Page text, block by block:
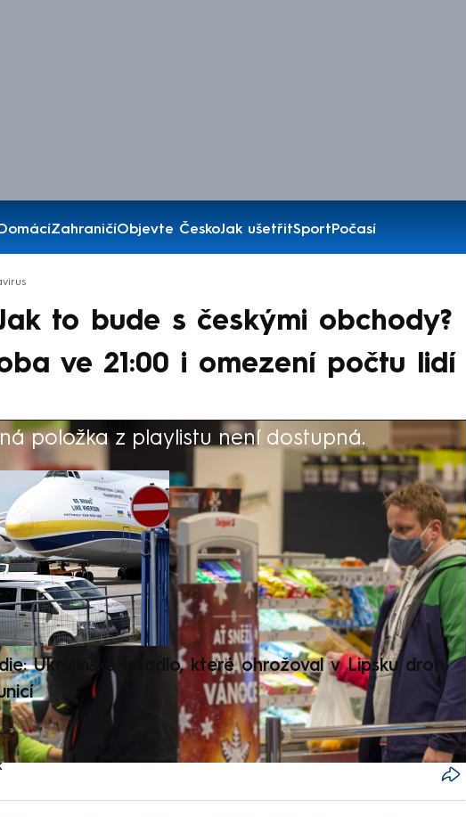
ZahraničíObjevte ČeskoJak ušetřitSportPočasí
to bude s českými obchody?
ve 21:00 i omezení počtu lidí
položka z playlistu není dostupná.
Ukrajinské letadlo, které ohrožoval v Lipsku dron,